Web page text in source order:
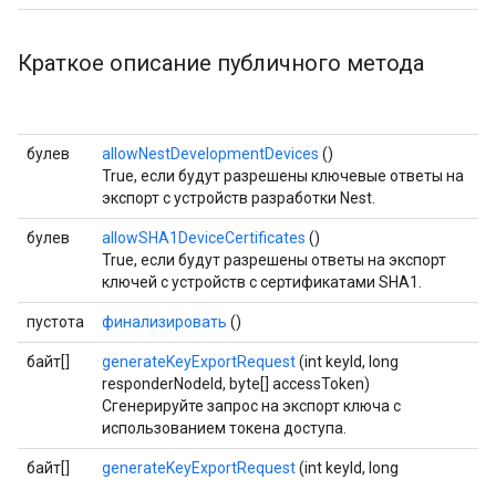
Краткое описание публичного метода
булев allowNestDevelopmentDevices ()
True, если будут разрешены ключевые ответы на
экспорт с устройств разработки Nest.
булев allowSHA1DeviceCertificates ()
True, если будут разрешены ответы на экспорт
ключей с устройств с сертификатами SHA1.
пустота финализировать ()
байт[] generateKeyExportRequest(int keyId, long
responderNodeId, byte[] accessToken)
Сгенерируйте запрос на экспорт ключа с
использованием токена доступа.
байт[] generateKeyExportRequest(int keyId, long